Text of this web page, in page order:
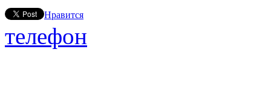
Нравится
телефон